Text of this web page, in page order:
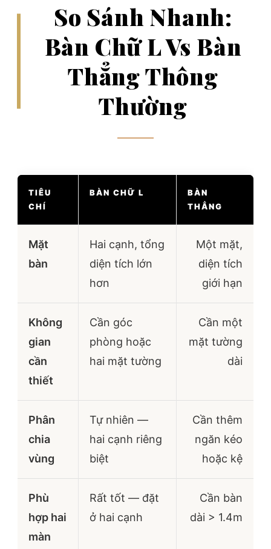
So Sánh Nhanh:
Bàn Chữ L Vs Bàn
Thẳng Thông
Thường
TIÊU
CHÍ
BÀN CHỮ L
BÀN
THẲNG
Mặt
bàn
Hai cạnh, tổng
diện tích lớn
hơn
Một mặt,
diện tích
giới hạn
Không
gian
cần
thiết
Cần góc
phòng hoặc
hai mặt tường
Cần một
mặt tường
dài
Phân
chia
vùng
Tự nhiên —
hai cạnh riêng
biệt
Cần thêm
ngăn kéo
hoặc kệ
Phù
hợp hai
màn
Rất tốt — đặt
ở hai cạnh
Cần bàn
dài > 1.4m